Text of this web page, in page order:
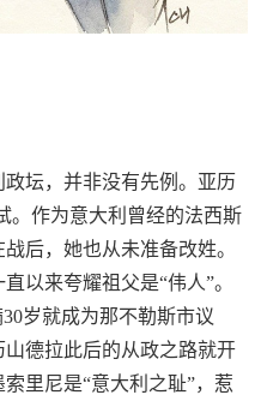
坛，并非没有先例。亚历
。作为意大利曾经的法西斯
后，她也从未准备改姓。
以来夸耀祖父是“伟人”。
岁就成为那不勒斯市议
德拉此后的从政之路就开
里尼是“意大利之耻”，惹